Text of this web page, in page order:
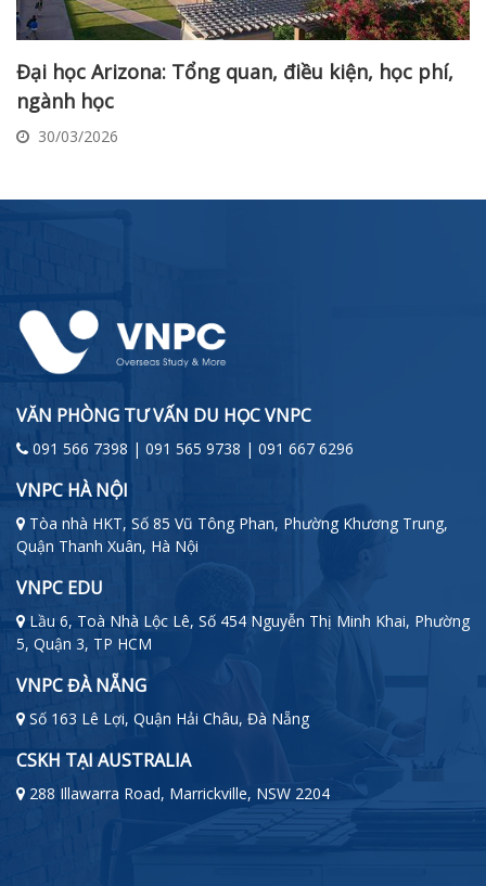
Đại học Arizona: Tổng quan, điều kiện, học phí,
ngành học
30/03/2026
VĂN PHÒNG TƯ VẤN DU HỌC VNPC
091 566 7398 | 091 565 9738 | 091 667 6296
VNPC HÀ NỘI
Tòa nhà HKT, Số 85 Vũ Tông Phan, Phường Khương Trung,
Quận Thanh Xuân, Hà Nội
VNPC EDU
Lầu 6, Toà Nhà Lộc Lê, Số 454 Nguyễn Thị Minh Khai, Phường
5, Quận 3, TP HCM
VNPC ĐÀ NẴNG
Số 163 Lê Lợi, Quận Hải Châu, Đà Nẵng
CSKH TẠI AUSTRALIA
288 Illawarra Road, Marrickville, NSW 2204